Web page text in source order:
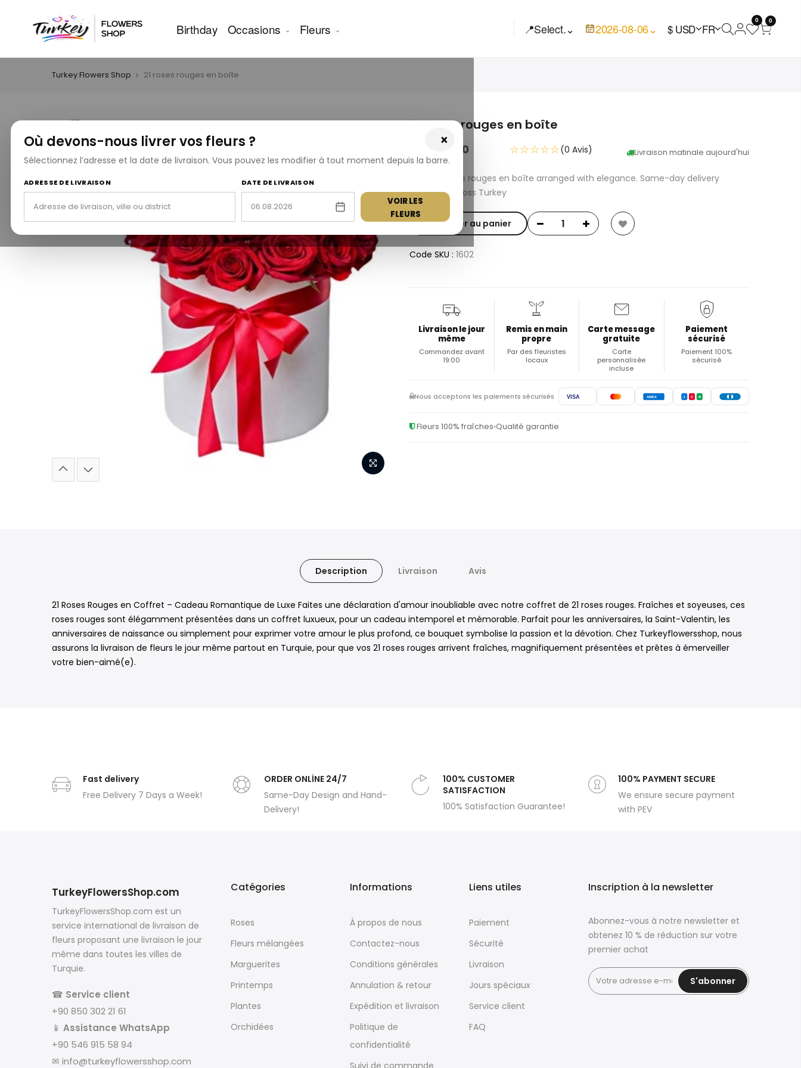
Birthday Occasions Fleurs 📍Select.⌄ 2026-08-06⌄ $ USD FR
0 0
×
Où devons-nous livrer vos fleurs ?
Sélectionnez l’adresse et la date de livraison. Vous pouvez les modifier à tout moment depuis la barre.
ADRESSE DE LIVRAISON DATE DE LIVRAISON
VOIR LES
FLEURS
Turkey Flowers Shop 21 roses rouges en boîte
21 roses rouges en boîte
USD 120.00 Livraison matinale aujourd'hui
☆☆☆☆☆(0 Avis)
Fresh 21 roses rouges en boîte arranged with elegance. Same-day delivery
available across Turkey
Ajouter au panier
Code SKU : 1602
Livraison le jour
même
Commandez avant
19:00
Remis en main
propre
Par des fleuristes
locaux
Carte message
gratuite
Carte
personnalisée
incluse
Paiement
sécurisé
Paiement 100%
sécurisé
Nous acceptons les paiements sécurisés VISA AMEX J C B
Fleurs 100% fraîches Qualité garantie
Description Livraison Avis
21 Roses Rouges en Coffret – Cadeau Romantique de Luxe Faites une déclaration d'amour inoubliable avec notre coffret de 21 roses rouges. Fraîches et soyeuses, ces
roses rouges sont élégamment présentées dans un coffret luxueux, pour un cadeau intemporel et mémorable. Parfait pour les anniversaires, la Saint-Valentin, les
anniversaires de naissance ou simplement pour exprimer votre amour le plus profond, ce bouquet symbolise la passion et la dévotion. Chez Turkeyflowersshop, nous
assurons la livraison de fleurs le jour même partout en Turquie, pour que vos 21 roses rouges arrivent fraîches, magnifiquement présentées et prêtes à émerveiller
votre bien-aimé(e).
Fast delivery
Free Delivery 7 Days a Week!
ORDER ONLİNE 24/7
Same-Day Design and Hand-
Delivery!
100% CUSTOMER
SATISFACTION
100% Satisfaction Guarantee!
100% PAYMENT SECURE
We ensure secure payment
with PEV
TurkeyFlowersShop.com
TurkeyFlowersShop.com est un
service international de livraison de
fleurs proposant une livraison le jour
même dans toutes les villes de
Turquie.
☎ Service client
+90 850 302 21 61
📱 Assistance WhatsApp
+90 546 915 58 94
✉ info@turkeyflowersshop.com
Catégories
Roses
Fleurs mélangées
Marguerites
Printemps
Plantes
Orchidées
Informations
À propos de nous
Contactez-nous
Conditions générales
Annulation & retour
Expédition et livraison
Politique de
confidentialité
Suivi de commande
Liens utiles
Paiement
Sécurité
Livraison
Jours spéciaux
Service client
FAQ
Inscription à la newsletter
Abonnez-vous à notre newsletter et
obtenez 10 % de réduction sur votre
premier achat
S'abonner